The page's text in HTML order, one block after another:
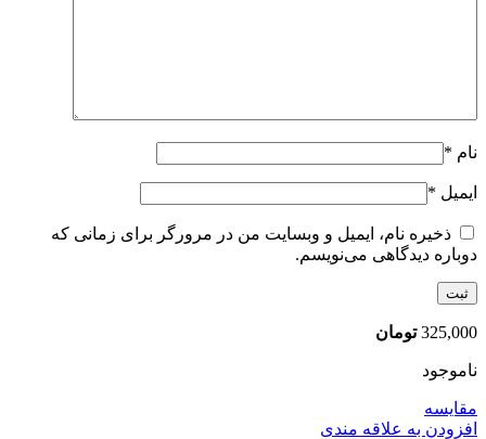
نام *
ایمیل *
ذخیره نام، ایمیل و وبسایت من در مرورگر برای زمانی که
دوباره دیدگاهی می‌نویسم.
325,000 تومان
ناموجود
مقایسه
افزودن به علاقه مندی